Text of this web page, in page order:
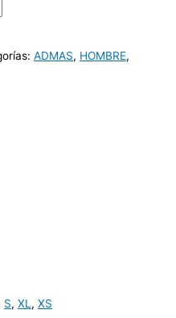
ADMAS, HOMBRE,
S, XL , XS